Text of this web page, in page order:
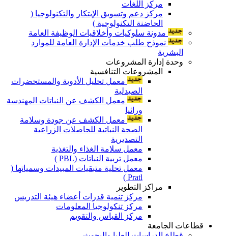
مركز اللغات
مركز دعم وتسويق الإبتكار والتكنولوجيا (
الحاضنة التكنولوجية )
مدونة سلوكيات وأخلاقيات الوظيفة العامة
نموذج طلب خدمات الإدارة العامة للموارد
البشرية
وحدة إدارة المشروعات
المشروعات التنافسية
معمل تحليل الأدوية والمستحضرات
الصيدلية
معمل الكشف عن النباتات المهندسة
وراثيا
معمل الكشف عن جودة وسلامة
الصحة النباتية للحاصلات الزراعية
التصديرية
معمل سلامة الغذاء والتغذية
معمل تربية النباتات (PBL )
معمل تحلية متبقيات المبيدات وسمياتها (
Pratl )
مراكز التطوير
مركز تنمية قدرات أعضاء هيئة التدريس
مركز تنكولوجيا المعلومات
مركز القياس والتقويم
قطاعات الجامعة